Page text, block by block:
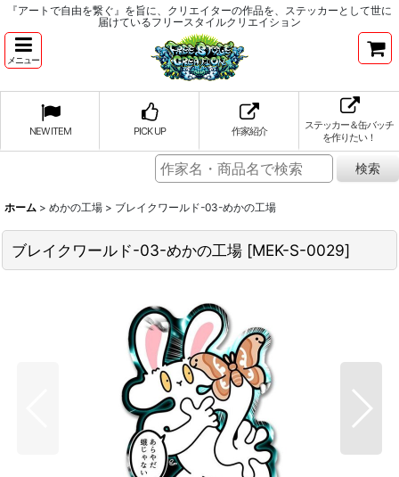
『アートで自由を繋ぐ』を旨に、クリエイターの作品を、ステッカーとして世に
届けているフリースタイルクリエイション
メニュー
NEW ITEM PICK UP 作家紹介
ステッカー＆缶バッチ
を作りたい！
ホーム > めかの工場 > ブレイクワールド-03-めかの工場
ブレイクワールド-03-めかの工場 [MEK-S-0029]